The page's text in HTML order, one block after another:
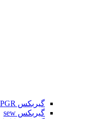
گیربکس PGR
گیربکس sew